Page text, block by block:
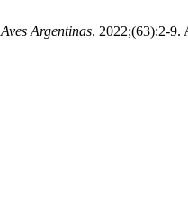
Aves Argentinas. 2022;(63):2-9.